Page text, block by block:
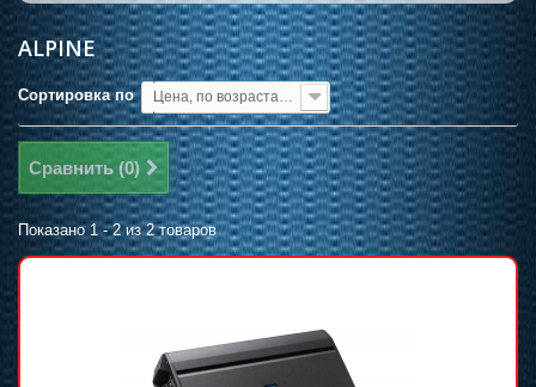
ALPINE
Сортировка по
Сравнить (0)
Показано 1 - 2 из 2 товаров